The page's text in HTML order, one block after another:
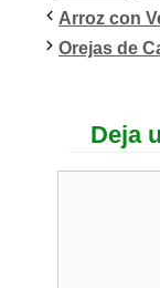
Arroz con
Orejas de
Deja